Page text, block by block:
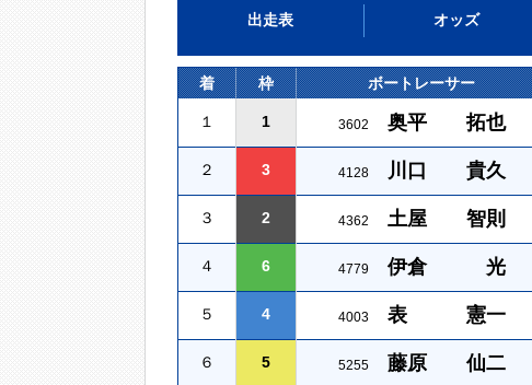
出走表 オッズ
着 枠 ボートレーサー
１ 1 3602 奥平 拓也
２ 3 4128 川口 貴久
３ 2 4362 土屋 智則
４ 6 4779 伊倉 光
５ 4 4003 表 憲一
６ 5 5255 藤原 仙二